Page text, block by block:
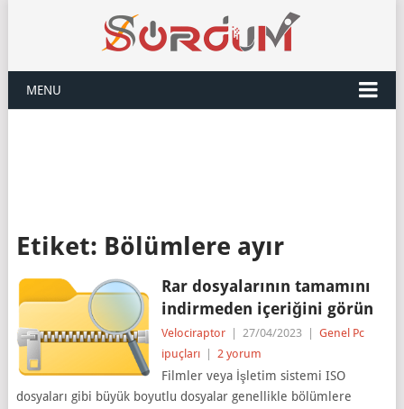
MENU
Etiket: Bölümlere ayır
Rar dosyalarının tamamını
indirmeden içeriğini görün
Velociraptor 27/04/2023
Genel Pc
ipuçları
2 yorum
Filmler veya İşletim sistemi ISO
dosyaları gibi büyük boyutlu dosyalar genellikle bölümlere